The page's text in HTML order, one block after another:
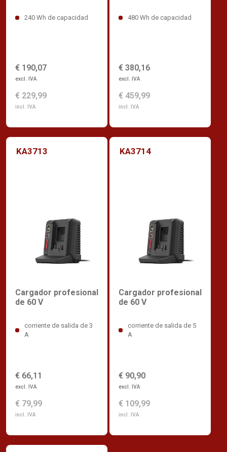
240 Wh de capacidad
€ 190,07
excl. IVA
€ 229,99
incl. IVA
480 Wh de capacidad
€ 380,16
excl. IVA
€ 459,99
incl. IVA
KA3713
Cargador profesional
de 60 V
corriente de salida de 3
A
€ 66,11
excl. IVA
€ 79,99
incl. IVA
KA3714
Cargador profesional
de 60 V
corriente de salida de 5
A
€ 90,90
excl. IVA
€ 109,99
incl. IVA